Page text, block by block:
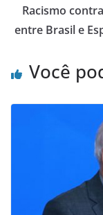
Racismo
entre Brasil e
Você